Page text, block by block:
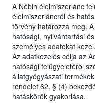
A Nébih élelmiszerlánc
élelmiszerláncról és
törvény határozza meg.
hatósági, nyilvántartási
személyes adatokat kezel.
Az adatkezelés célja az
hatósági felügyeletéről
állatgyógyászati
rendelet 62. § (4)
hatáskörök gyakorlása.